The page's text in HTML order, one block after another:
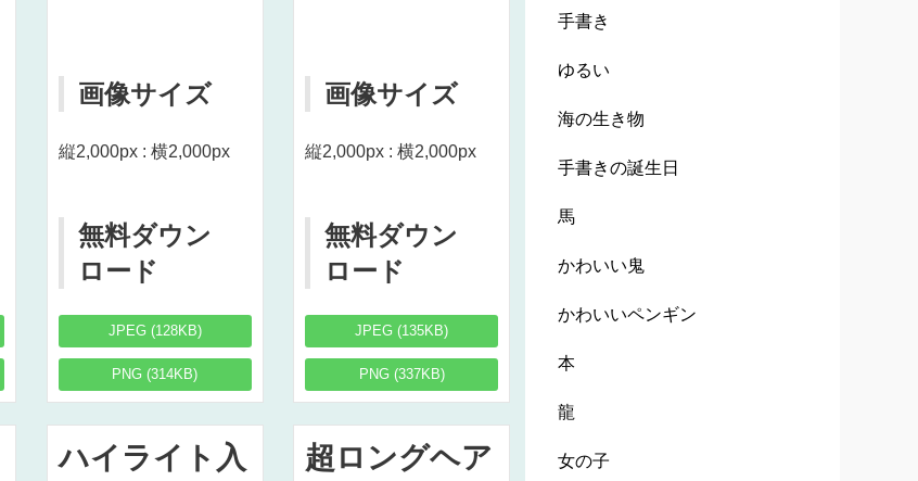
画像サイズ
縦2,000px : 横2,000px
無料ダウン
ロード
JPEG (128KB)
PNG (314KB)
画像サイズ
縦2,000px : 横2,000px
無料ダウン
ロード
JPEG (135KB)
PNG (337KB)
ハイライト入
超ロングヘア
手書き
ゆるい
海の生き物
手書きの誕生日
馬
かわいい鬼
かわいいペンギン
本
龍
女の子